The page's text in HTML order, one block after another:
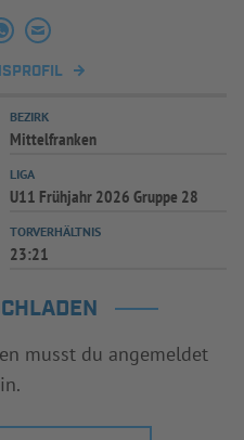
BEZIRK
Mittelfranken
LIGA
U11 Frühjahr 2026 Gruppe 28
TORVERHÄLTNIS
23:21
musst du angemeldet